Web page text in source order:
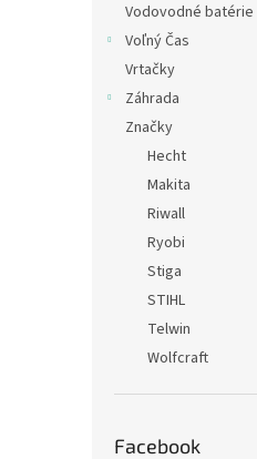
Vodovodné batérie
Voľný Čas
Vrtačky
Záhrada
Značky
Hecht
Makita
Riwall
Ryobi
Stiga
STIHL
Telwin
Wolfcraft
Facebook